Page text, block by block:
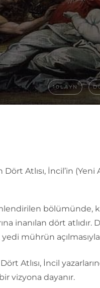
10LAYN
Dört Atlısı, İncil’in
bölümünde,
inanılan dört
mührün
Atlısı, İncil
vizyona dayanır.